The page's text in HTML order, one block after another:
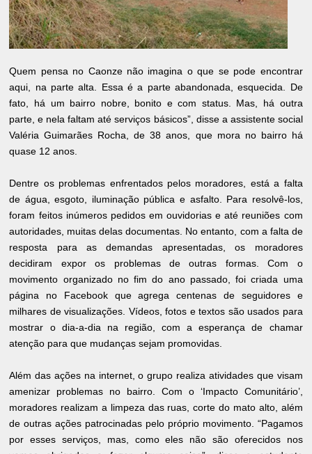
Quem pensa no Caonze não imagina o que se pode encontrar
aqui, na parte alta. Essa é a parte abandonada, esquecida. De
fato, há um bairro nobre, bonito e com status. Mas, há outra
parte, e nela faltam até serviços básicos”, disse a assistente social
Valéria Guimarães Rocha, de 38 anos, que mora no bairro há
quase 12 anos.
Dentre os problemas enfrentados pelos moradores, está a falta
de água, esgoto, iluminação pública e asfalto. Para resolvê-los,
foram feitos inúmeros pedidos em ouvidorias e até reuniões com
autoridades, muitas delas documentas. No entanto, com a falta de
resposta para as demandas apresentadas, os moradores
decidiram expor os problemas de outras formas. Com o
movimento organizado no fim do ano passado, foi criada uma
página no Facebook que agrega centenas de seguidores e
milhares de visualizações. Vídeos, fotos e textos são usados para
mostrar o dia-a-dia na região, com a esperança de chamar
atenção para que mudanças sejam promovidas.
Além das ações na internet, o grupo realiza atividades que visam
amenizar problemas no bairro. Com o ‘Impacto Comunitário’,
moradores realizam a limpeza das ruas, corte do mato alto, além
de outras ações patrocinadas pelo próprio movimento. “Pagamos
por esses serviços, mas, como eles não são oferecidos nos